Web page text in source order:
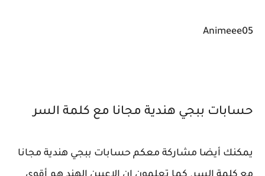
Animeee05
حسابات ببجي هندية مجانا مع كلمة السر
يمكنك أيضا مشاركة معكم حسابات ببجي هندية مجانا